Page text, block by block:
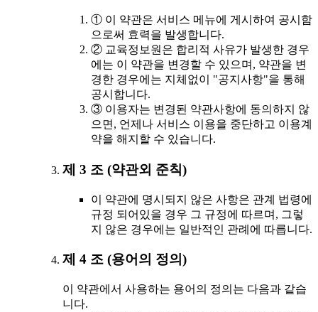
① 이 약관은 서비스 메뉴에 게시하여 공시함
으로써 효력을 발생합니다.
② 교육정보원은 합리적 사유가 발생한 경우
에는 이 약관을 변경할 수 있으며, 약관을 변
경한 경우에는 지체없이 "공지사항"을 통해
공시합니다.
③ 이용자는 변경된 약관사항에 동의하지 않
으면, 언제나 서비스 이용을 중단하고 이용계
약을 해지할 수 있습니다.
제 3 조 (약관외 준칙)
이 약관에 명시되지 않은 사항은 관계 법령에
규정 되어있을 경우 그 규정에 따르며, 그렇
지 않은 경우에는 일반적인 관례에 따릅니다.
제 4 조 (용어의 정의)
이 약관에서 사용하는 용어의 정의는 다음과 같습
니다.